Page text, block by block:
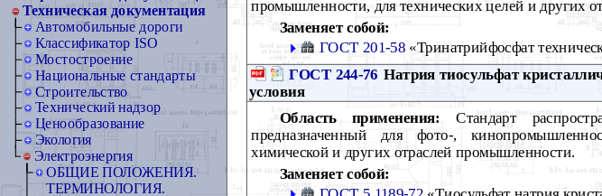
Техническая документация
Автомобильные дороги
Классификатор ISO
Мостостроение
Национальные стандарты
Строительство
Технический надзор
Ценообразование
Экология
Электроэнергия
ОБЩИЕ ПОЛОЖЕНИЯ.
ТЕРМИНОЛОГИЯ.
промышленности, для технических целей и других
Заменяет собой:
ГОСТ 201-58 «Тринатрийфосфат
ГОСТ 244-76 Натрия тиосульфат
условия
Область применения: Стандарт
предназначенный для фото-,
химической и других отраслей промышленности.
Заменяет собой: